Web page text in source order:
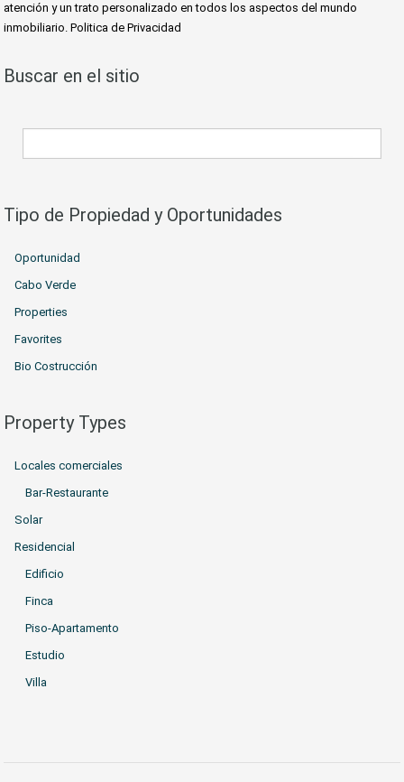
atención y un trato personalizado en todos los aspectos del mundo
inmobiliario. Politica de Privacidad
Buscar en el sitio
Tipo de Propiedad y Oportunidades
Oportunidad
Cabo Verde
Properties
Favorites
Bio Costrucción
Property Types
Locales comerciales
Bar-Restaurante
Solar
Residencial
Edificio
Finca
Piso-Apartamento
Estudio
Villa